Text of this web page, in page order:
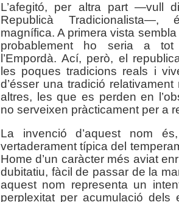
L’afegitó, per altra part —vull
Republicà
magnífica. A primera vista
probablement ho seria a
l’Empordà. Ací, però, el
les poques tradicions reals i
d’ésser una tradició
altres, les que es perden en
no serveixen pràcticament per a
La invenció d’aquest nom
vertaderament típica del
Home d’un caràcter més aviat
dubitatiu, fàcil de passar de la
aquest nom representa un
perplexitat per acumulació dels